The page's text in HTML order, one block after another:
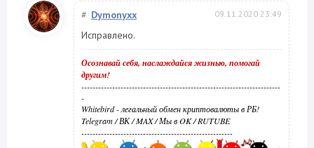
# Dymonyxx 09.11.2020 23:49
Исправлено.
Осознавай себя, наслаждайся жизнью, помогай
другим!
-----------------------------------------------------------------------
-
Whitebird - легальный обмен криптовалюты в РБ!
Telegram/ВК/MAX/Мы в OK/RUTUBE
------------------------------------------------------